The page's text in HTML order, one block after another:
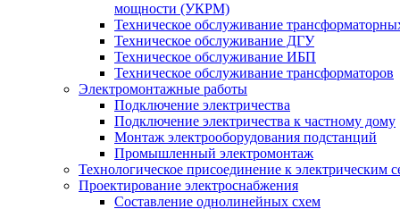
мощности (УКРМ)
Техническое обслуживание
Техническое обслуживание ДГУ
Техническое обслуживание ИБП
Техническое обслуживание трансформаторов
Электромонтажные работы
Подключение электричества
Подключение электричества к частному дому
Монтаж электрооборудования подстанций
Промышленный электромонтаж
Технологическое присоединение к электрическим
Проектирование электроснабжения
Составление однолинейных схем